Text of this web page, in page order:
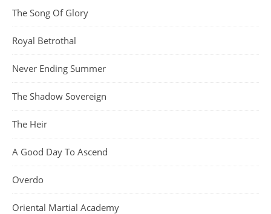
The Song Of Glory
Royal Betrothal
Never Ending Summer
The Shadow Sovereign
The Heir
A Good Day To Ascend
Overdo
Oriental Martial Academy